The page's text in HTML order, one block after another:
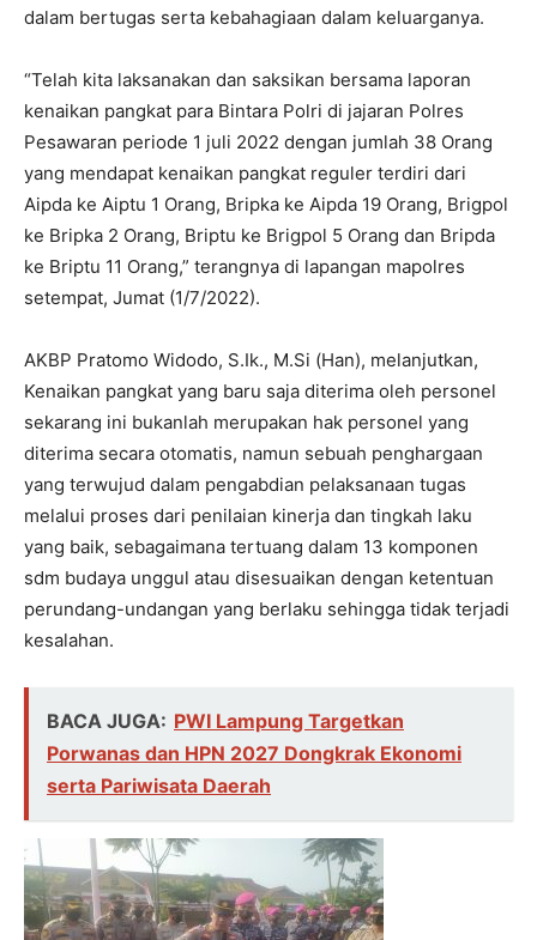
dalam bertugas serta kebahagiaan dalam keluarganya.
“Telah kita laksanakan dan saksikan bersama laporan
kenaikan pangkat para Bintara Polri di jajaran Polres
Pesawaran periode 1 juli 2022 dengan jumlah 38 Orang
yang mendapat kenaikan pangkat reguler terdiri dari
Aipda ke Aiptu 1 Orang, Bripka ke Aipda 19 Orang, Brigpol
ke Bripka 2 Orang, Briptu ke Brigpol 5 Orang dan Bripda
ke Briptu 11 Orang,” terangnya di lapangan mapolres
setempat, Jumat (1/7/2022).
AKBP Pratomo Widodo, S.Ik., M.Si (Han), melanjutkan,
Kenaikan pangkat yang baru saja diterima oleh personel
sekarang ini bukanlah merupakan hak personel yang
diterima secara otomatis, namun sebuah penghargaan
yang terwujud dalam pengabdian pelaksanaan tugas
melalui proses dari penilaian kinerja dan tingkah laku
yang baik, sebagaimana tertuang dalam 13 komponen
sdm budaya unggul atau disesuaikan dengan ketentuan
perundang-undangan yang berlaku sehingga tidak terjadi
kesalahan.
BACA JUGA: PWI Lampung Targetkan
Porwanas dan HPN 2027 Dongkrak Ekonomi
serta Pariwisata Daerah